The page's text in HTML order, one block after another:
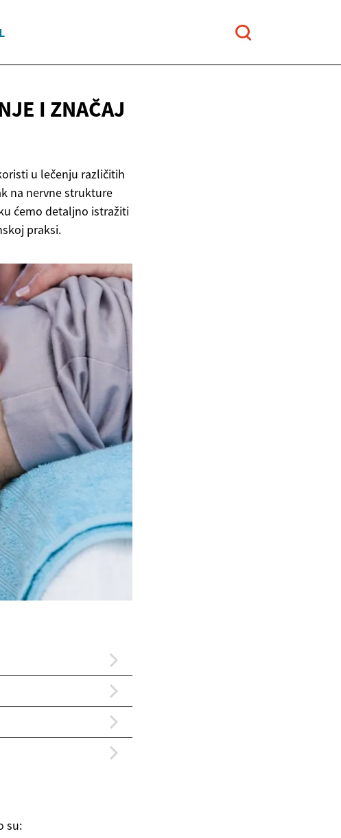
I ZNAČAJ
u lečenju različitih
na nervne strukture
ćemo detaljno istražiti
praksi.
su: